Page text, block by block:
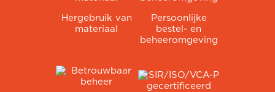
Hergebruik van
materiaal
Persoonlijke
bestel- en
beheeromgeving